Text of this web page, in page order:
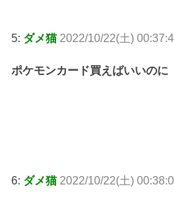
5: ダメ猫 2022/10/22(土)
ポケモンカード買えばいいの
6: ダメ猫 2022/10/22(土)